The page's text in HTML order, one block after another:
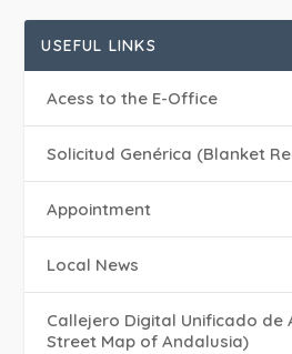
USEFUL LINKS
Acess to the E-Office
Solicitud Genérica (Blanket
Appointment
Local News
Callejero Digital Unificado de
Street Map of Andalusia)